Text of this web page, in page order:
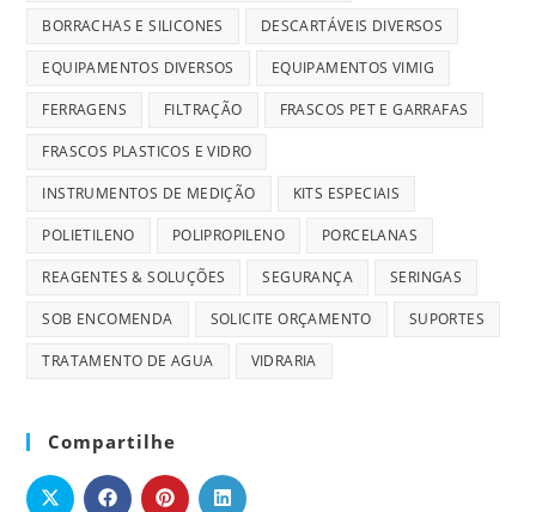
BORRACHAS E SILICONES DESCARTÁVEIS DIVERSOS
EQUIPAMENTOS DIVERSOS EQUIPAMENTOS VIMIG
FERRAGENS FILTRAÇÃO FRASCOS PET E GARRAFAS
FRASCOS PLASTICOS E VIDRO
INSTRUMENTOS DE MEDIÇÃO KITS ESPECIAIS
POLIETILENO POLIPROPILENO PORCELANAS
REAGENTES & SOLUÇÕES SEGURANÇA SERINGAS
SOB ENCOMENDA SOLICITE ORÇAMENTO SUPORTES
TRATAMENTO DE AGUA VIDRARIA
Compartilhe